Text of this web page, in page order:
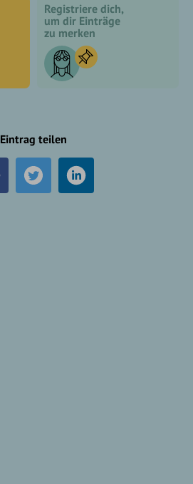
Registriere dich,
um dir Einträge
zu merken
Eintrag teilen